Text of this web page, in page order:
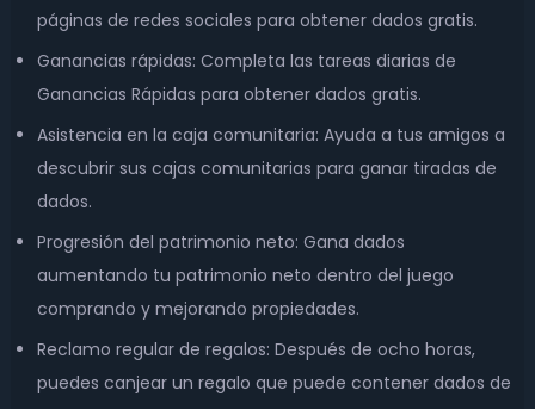
páginas de redes sociales para obtener dados gratis.
Ganancias rápidas: Completa las tareas diarias de
Ganancias Rápidas para obtener dados gratis.
Asistencia en la caja comunitaria: Ayuda a tus amigos a
descubrir sus cajas comunitarias para ganar tiradas de
dados.
Progresión del patrimonio neto: Gana dados
aumentando tu patrimonio neto dentro del juego
comprando y mejorando propiedades.
Reclamo regular de regalos: Después de ocho horas,
puedes canjear un regalo que puede contener dados de